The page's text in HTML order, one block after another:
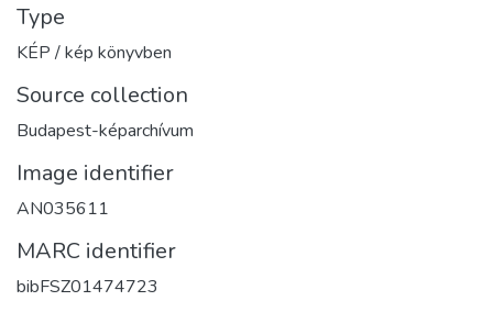
Type
KÉP / kép könyvben
Source collection
Budapest-képarchívum
Image identifier
AN035611
MARC identifier
bibFSZ01474723